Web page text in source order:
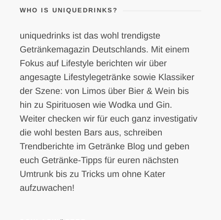
WHO IS UNIQUEDRINKS?
uniquedrinks ist das wohl trendigste
Getränkemagazin Deutschlands. Mit einem
Fokus auf Lifestyle berichten wir über
angesagte Lifestylegetränke sowie Klassiker
der Szene: von Limos über Bier & Wein bis
hin zu Spirituosen wie Wodka und Gin.
Weiter checken wir für euch ganz investigativ
die wohl besten Bars aus, schreiben
Trendberichte im Getränke Blog und geben
euch Getränke-Tipps für euren nächsten
Umtrunk bis zu Tricks um ohne Kater
aufzuwachen!